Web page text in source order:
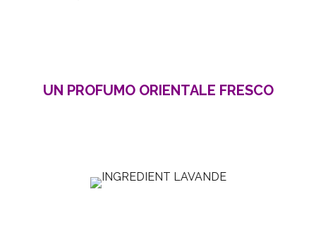
UN PROFUMO ORIENTALE FRESCO